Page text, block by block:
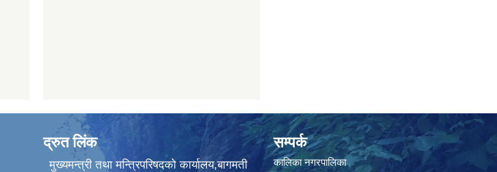
द्रुत लिंक
मुख्यमन्त्री तथा मन्त्रिपरिषदको कार्यालय,बागमती
सम्पर्क
कालिका नगरपालिका